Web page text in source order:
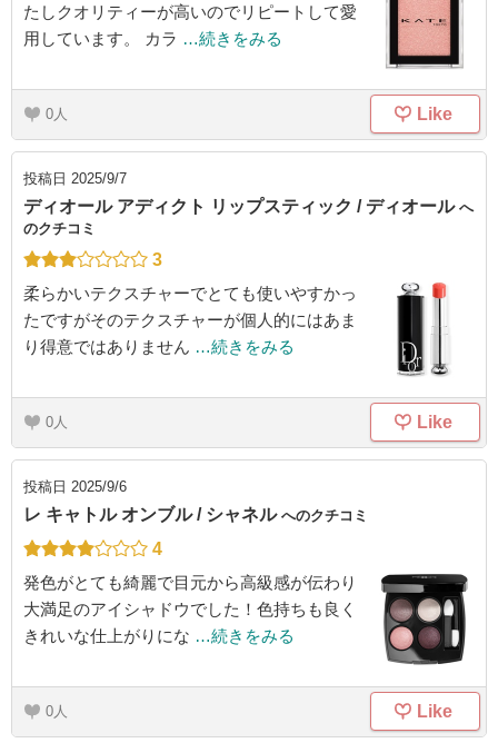
たしクオリティーが高いのでリピートして愛
用しています。 カラ …続きをみる
0 Like
投稿日 2025/9/7
ディオール アディクト リップスティック / ディオール へ
のクチコミ
3
柔らかいテクスチャーでとても使いやすかっ
たですがそのテクスチャーが個人的にはあま
り得意ではありません …続きをみる
0 Like
投稿日 2025/9/6
レ キャトル オンブル / シャネル へのクチコミ
4
発色がとても綺麗で目元から高級感が伝わり
大満足のアイシャドウでした！色持ちも良く
きれいな仕上がりにな …続きをみる
0 Like